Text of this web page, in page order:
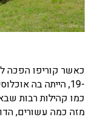
כאשר קוריפו הפכה
-19, הייתה בה
כמו קהילות רבות
מזה כמה עשורים,